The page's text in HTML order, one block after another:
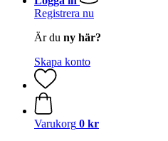
Registrera nu
Är du ny här?
Skapa konto
Varukorg 0 kr